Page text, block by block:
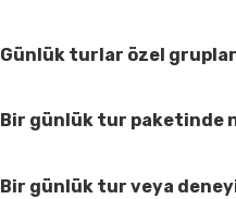
Günlük turlar özel
Bir günlük tur paketinde
Bir günlük tur veya